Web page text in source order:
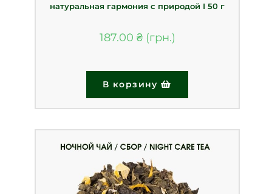
натуральная гармония с природой І 50 г
187.00 ₴
В корзину